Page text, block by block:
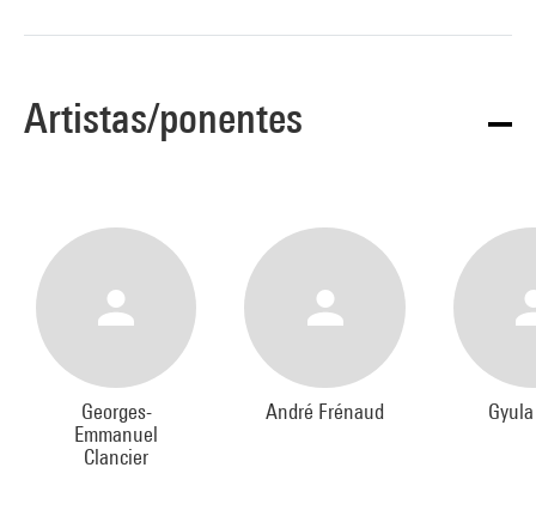
Artistas/ponentes
Georges-
Emmanuel
Clancier
André Frénaud